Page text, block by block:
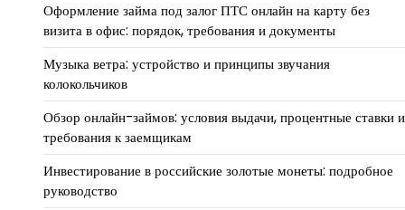
Оформление займа под залог ПТС онлайн на карту без
визита в офис: порядок, требования и документы
Музыка ветра: устройство и принципы звучания
колокольчиков
Обзор онлайн-займов: условия выдачи, процентные ставки и
требования к заемщикам
Инвестирование в российские золотые монеты: подробное
руководство